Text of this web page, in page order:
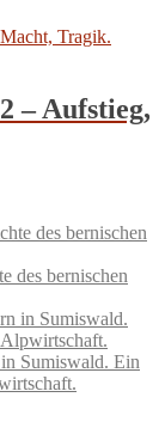
– Aufstieg,
des bernischen
Sumiswald. Ein